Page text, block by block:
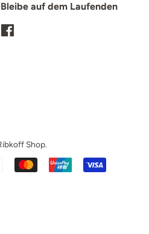
Bleibe auf dem Laufenden
Shop.